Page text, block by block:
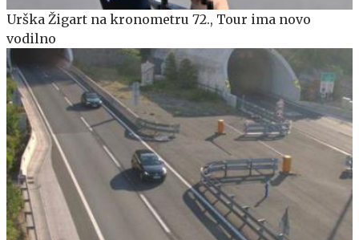
Urška Žigart na kronometru 72., Tour ima novo
vodilno